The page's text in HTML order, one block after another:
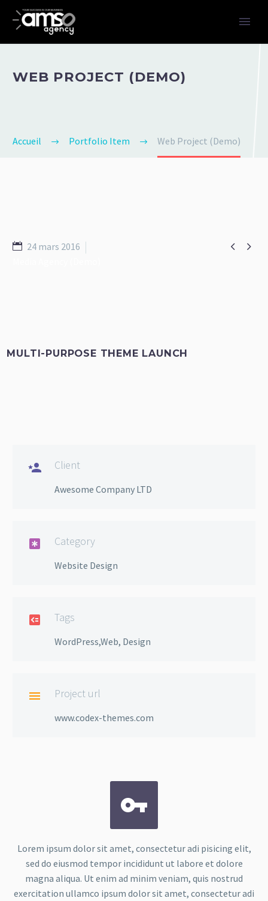
WEB PROJECT (DEMO)
Accueil Portfolio Item Web Project (Demo)
 
24 mars 2016
MULTI-PURPOSE THEME LAUNCH
 Client
Awesome Company LTD
 Category
Website Design
 Tags
WordPress,Web, Design
 Project url
www.codex-themes.com


Lorem ipsum dolor sit amet, consectetur adi pisicing elit,
sed do eiusmod tempor incididunt ut labore et dolore
magna aliqua. Ut enim ad minim veniam, quis nostrud
exercitation ullamco ipsum dolor sit amet, consectetur adi